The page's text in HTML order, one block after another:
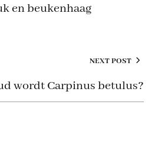
en beukenhaag
NEXT POST
wordt Carpinus betulus?